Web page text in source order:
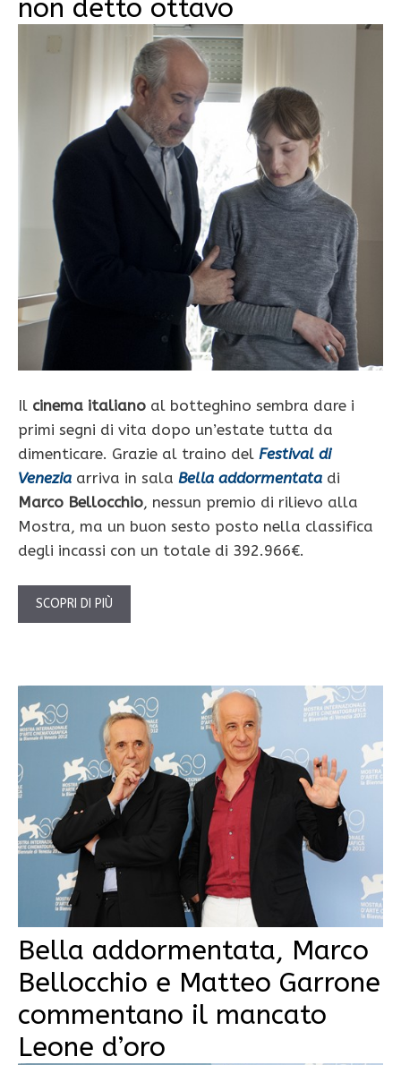
non detto ottavo
Il cinema italiano al botteghino sembra dare i
primi segni di vita dopo un’estate tutta da
dimenticare. Grazie al traino del Festival di
Venezia arriva in sala Bella addormentata di
Marco Bellocchio, nessun premio di rilievo alla
Mostra, ma un buon sesto posto nella classifica
degli incassi con un totale di 392.966€.
SCOPRI DI PIÙ
Bella addormentata, Marco
Bellocchio e Matteo Garrone
commentano il mancato
Leone d’oro